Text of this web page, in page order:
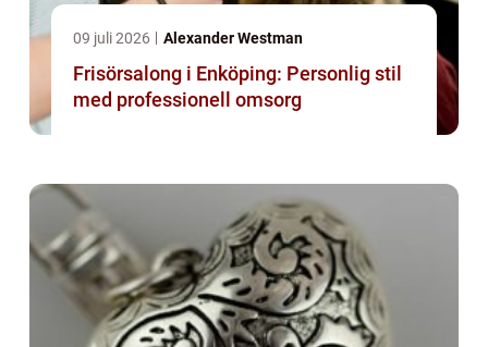
09 juli 2026 Alexander Westman
Frisörsalong i Enköping: Personlig stil
med professionell omsorg